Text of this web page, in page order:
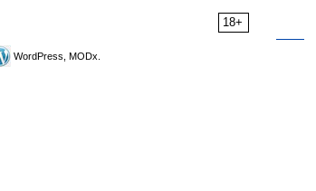
18+
WordPress, MODx.